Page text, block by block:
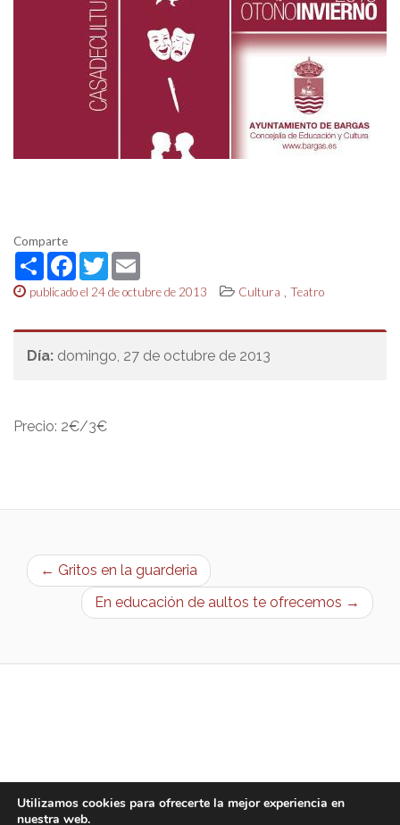
Comparte
ShareFacebook
Twitter
publicado el 24 de octubre de 2013 Cultura , Teatro
Día: domingo, 27 de octubre de 2013
Precio: 2€/3€
← Gritos en la guarderia
En educación de aultos te ofrecemos →
Utilizamos cookies para ofrecerte la mejor experiencia en
nuestra web.